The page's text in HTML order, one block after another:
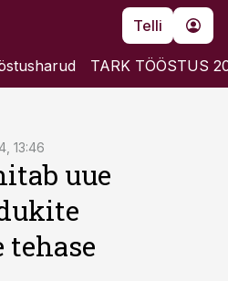
Telli
TARK TÖÖSTUS
13:46
uue
tehase